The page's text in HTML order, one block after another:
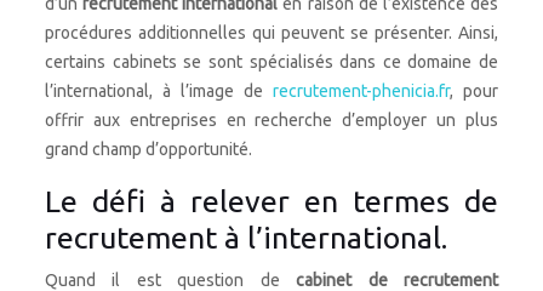
procédures additionnelles qui peuvent se présenter. Ainsi,
certains cabinets se sont spécialisés dans ce domaine de
l’international, à l’image de recrutement-phenicia.fr, pour
offrir aux entreprises en recherche d’employer un plus
grand champ d’opportunité.
Le défi à relever en termes de
recrutement à l’international.
Quand il est question decabinet de recrutement